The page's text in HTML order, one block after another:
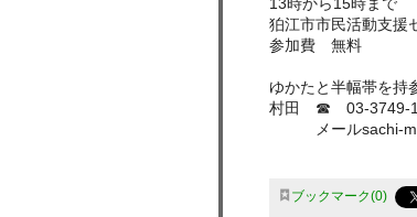
狛江市市民活動支援
参加費 無料
ゆかたと半幅帯を持
村田 ☎ 03-3749-
メールsachi-
ブックマーク 0